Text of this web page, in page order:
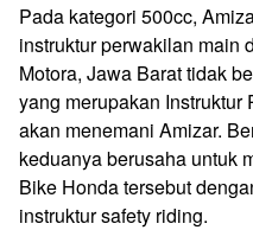
Pada kategori 500cc,
instruktur perwakilan main
Motora, Jawa Barat tidak
yang merupakan Instruktur
akan menemani Amizar.
keduanya berusaha untuk
Bike Honda tersebut
instruktur safety riding.